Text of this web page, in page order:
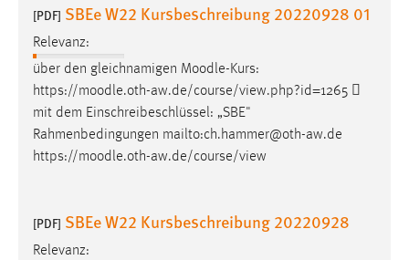
[PDF] SBEe W22 Kursbeschreibung 20220928 01
Relevanz:
über den gleichnamigen Moodle-Kurs:
https://moodle.oth-aw.de/course/view.php?id=1265 
mit dem Einschreibeschlüssel: „SBE"
Rahmenbedingungen mailto:ch.hammer@oth-aw.de
https://moodle.oth-aw.de/course/view
[PDF] SBEe W22 Kursbeschreibung 20220928
Relevanz: